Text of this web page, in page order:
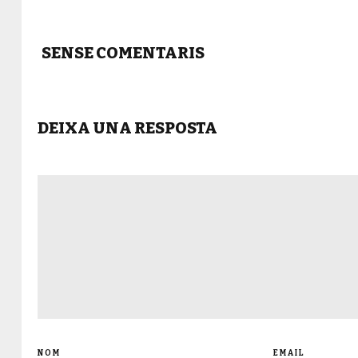
SENSE COMENTARIS
DEIXA UNA RESPOSTA
NOM EMAIL